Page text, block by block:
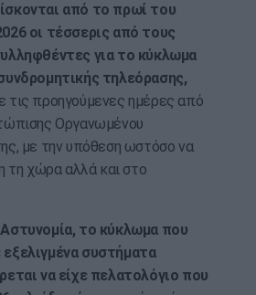
από το πρωί του
οι τέσσερις από τους
για το κύκλωμα
τηλεόρασης,
τις προηγούμενες ημέρες από
Οργανωμένου
με την υπόθεση ωστόσο να
τη χώρα αλλά και στο
το κύκλωμα που
συστήματα
να είχε πελατολόγιο που